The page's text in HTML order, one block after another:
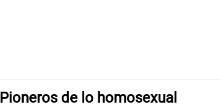
Pioneros de lo homosexual